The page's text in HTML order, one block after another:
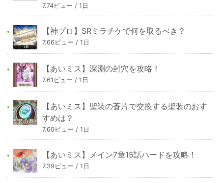
7.74ビュー / 1日
【神プロ】SRミラチケで何を取るべき？
7.66ビュー / 1日
【あいミス】深淵の封穴を攻略！
7.61ビュー / 1日
【あいミス】聖装の蒼片で交換する聖装のおす
すめは？
7.60ビュー / 1日
【あいミス】メイン7章15話ハードを攻略！
7.39ビュー / 1日